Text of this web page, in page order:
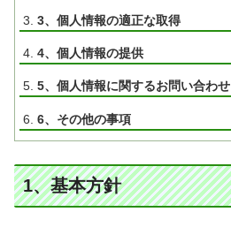
3、個人情報の適正な取得
4、個人情報の提供
5、個人情報に関するお問い合わせ
6、その他の事項
1、基本方針